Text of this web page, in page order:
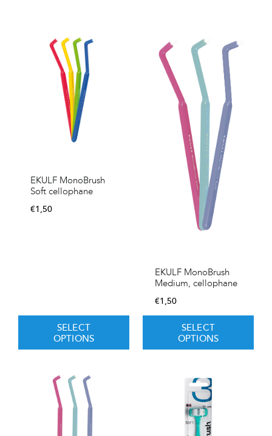
EKULF MonoBrush
Soft cellophane
€1,50
SELECT
OPTIONS
EKULF MonoBrush
Medium, cellophane
€1,50
SELECT
OPTIONS